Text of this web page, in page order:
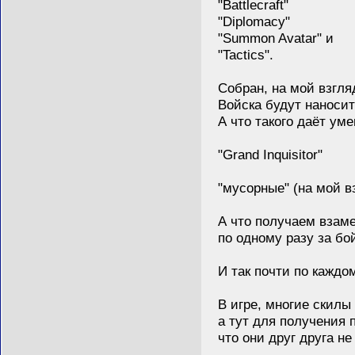
"Battlecraft"
"Diplomacy"
"Summon Avatar" и
"Tactics".
Собран, на мой
Войска будут
А что такого даёт
"Grand Inquisitor"
"мусорные" (на мой
А что получаем
по одному разу за
И так почти по
В игре, многие скилы
а тут для получения
что они друг друга